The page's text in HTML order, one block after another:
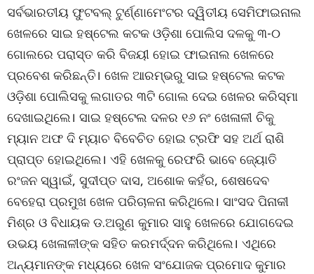
ସର୍ବଭାରତୀୟ ଫୁଟବଲ୍ ଟୁର୍ଣ୍ଣାମେଂଟର ଦ୍ୱିତୀୟ ସେମିଫାଇନାଲ
ଖେଳରେ ସାଇ ହଷ୍ଟେଲ କଟକ ଓଡ଼ିଶା ପୋଲିସ ଦଳକୁ ୩-୦
ଗୋଲରେ ପରାସ୍ତ କରି ବିଜୟୀ ହୋଇ ଫାଇନାଲ ଖେଳରେ
ପ୍ରବେଶ କରିଛନ୍ତି। ଖେଳ ଆରମ୍ଭରୁ ସାଇ ହଷ୍ଟେଲ କଟକ
ଓଡ଼ିଶା ପୋଲିସକୁ ଲଗାତର ୩ଟି ଗୋଲ ଦେଇ ଖେଳର କରିସ୍ମା
ଦେଖାଇଥିଲେ। ସାଇ ହଷ୍ଟେଲ ଦଳର ୧୬ ନଂ ଖେଳାଳୀ ଚିକୁ
ମ୍ୟାନ ଅଫ ଦି ମ୍ୟାଚ ବିବେଚିତ ହୋଇ ଟ୍ରଫି ସହ ଅର୍ଥ ରାଶି
ପ୍ରାପ୍ତ ହୋଇଥିଲେ। ଏହି ଖେଳକୁ ରେଫରି ଭାବେ ଜ୍ୟୋତି
ରଂଜନ ସ୍ୱାଇଁ, ସୁଦୀପ୍ତ ଦାସ, ଅଶୋକ କହଁର, ଶେଷଦେବ
ବେହେରା ପ୍ରମୁଖ ଖେଳ ପରିଚାଳନା କରିଥିଲେ। ସାଂସଦ ପିନାକୀ
ମିଶ୍ର ଓ ବିଧାୟକ ଡ.ଅରୁଣ କୁମାର ସାହୁ ଖେଳରେ ଯୋଗଦେଇ
ଉଭୟ ଖେଳାଳୀଙ୍କ ସହିତ କରମର୍ଦ୍ଦନ କରିଥିଲେ। ଏଥିରେ
ଅନ୍ୟମାନଙ୍କ ମଧ୍ୟରେ ଖେଳ ସଂଯୋଜକ ପ୍ରମୋଦ କୁମାର